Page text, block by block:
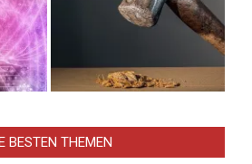
BESTEN THEMEN